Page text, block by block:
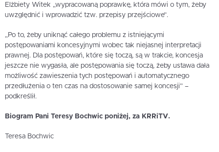
Elżbiety Witek „wypracowaną poprawkę, która mówi o tym, żeby
uwzględnić i wprowadzić tzw. przepisy przejściowe”.
„Po to, żeby uniknąć całego problemu z istniejącymi
postępowaniami koncesyjnymi wobec tak niejasnej interpretacji
prawnej. Dla postępowań, które się toczą, są w trakcie, koncesja
jeszcze nie wygasła, ale postępowania się toczą, żeby ustawa dała
możliwość zawieszenia tych postępowań i automatycznego
przedłużenia o ten czas na dostosowanie samej koncesji” –
podkreślił.
Biogram Pani Teresy Bochwic poniżej, za KRRiTV.
Teresa Bochwic